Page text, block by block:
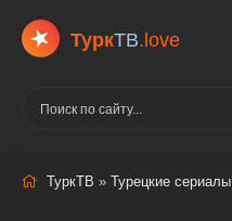
ТуркТВ.love
ТуркТВ » Турецкие сериалы